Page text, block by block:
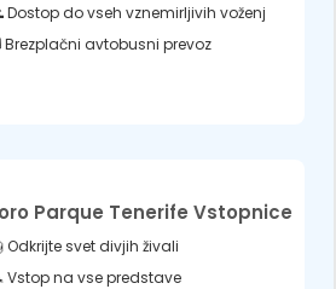
od 5
Dostop do vseh vznemirljivih voženj
Brezplačni avtobusni prevoz
Parque Tenerife Vstopnice
Odkrijte svet divjih živali
Vstop na vse predstave